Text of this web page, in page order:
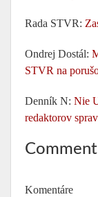
Rada STVR:
Ondrej Dostál:
STVR na
Denník N: Nie
redaktorov
Komentáre